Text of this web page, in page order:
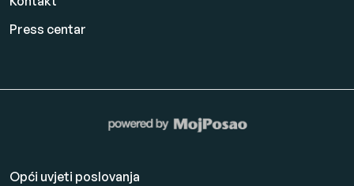
Press centar
Opći uvjeti poslovanja